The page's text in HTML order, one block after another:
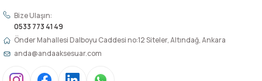
Bize Ulaşın:
0533 773 41 49
Önder Mahallesi Dalboyu Caddesi no:12 Siteler, Altındağ, Ankara
anda@andaaksesuar.com